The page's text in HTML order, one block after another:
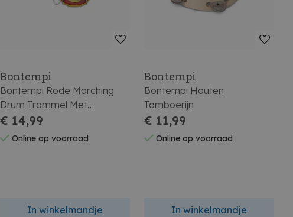
Bontempi
Bontempi Rode Marching
Drum Trommel Met
Schouderband 21cm
Diameter
€ 14,99
Online op voorraad
In winkelmandje
Bontempi
Bontempi Houten
Tamboerijn
€ 11,99
Online op voorraad
In winkelmandje